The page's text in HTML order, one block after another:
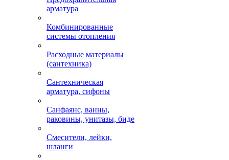
арматура
Комбинированные
системы отопления
Расходные материалы
(сантехника)
Сантехническая
арматура, сифоны
Санфаянс, ванны,
раковины, унитазы, биде
Смесители, лейки,
шланги